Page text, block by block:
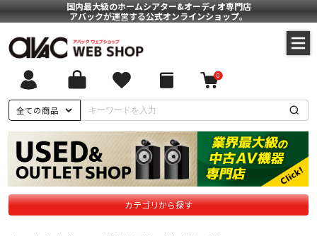
国内最大級のホームシアター&オーディオ専門店
アバックが運営する公式オンラインショップ。
全ての商品
0
カテゴリから探す